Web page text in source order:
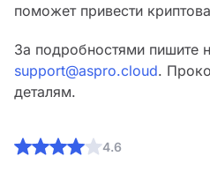
поможет привести
За подробностями пишите
support@aspro.cloud.
деталям.
4.6